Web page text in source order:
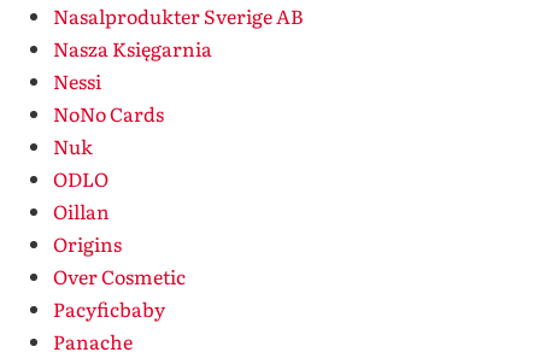
Nasalprodukter Sverige AB
Nasza Księgarnia
Nessi
NoNo Cards
Nuk
ODLO
Oillan
Origins
Over Cosmetic
Pacyficbaby
Panache